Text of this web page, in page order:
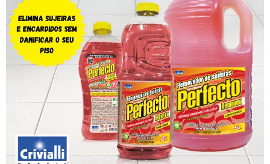
Cera Para Móveis De Madeira Escura
Cera Para Móveis De Madeira Onde Encontrar
Cera Para Móveis Rústicos
Desinfetante Clean Plus
Desinfetante Clean Plus 2l
Desinfetante Clean Plus 500ml
Distribuidor De Brilha Alumínio